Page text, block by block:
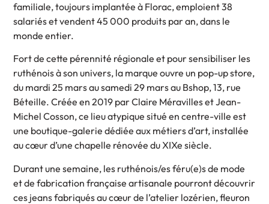
familiale, toujours implantée à Florac, emploient 38
salariés et vendent 45 000 produits par an, dans le
monde entier.
Fort de cette pérennité régionale et pour sensibiliser les
ruthénois à son univers, la marque ouvre un pop-up store,
du mardi 25 mars au samedi 29 mars au Bshop, 13, rue
Béteille. Créée en 2019 par Claire Méravilles et Jean-
Michel Cosson, ce lieu atypique situé en centre-ville est
une boutique-galerie dédiée aux métiers d’art, installée
au cœur d’une chapelle rénovée du XIXe siècle.
Durant une semaine, les ruthénois/es féru(e)s de mode
et de fabrication française artisanale pourront découvrir
ces jeans fabriqués au cœur de l’atelier lozérien, fleuron